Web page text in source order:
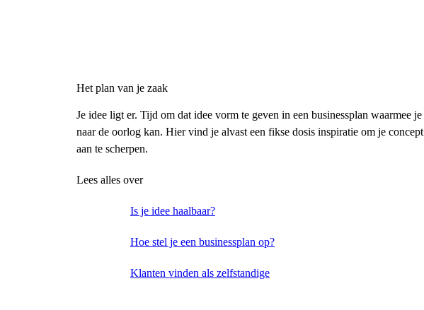
Het plan van je zaak
Je idee ligt er. Tijd om dat idee vorm te geven in een businessplan waarmee je
naar de oorlog kan. Hier vind je alvast een fikse dosis inspiratie om je concept
aan te scherpen.
Lees alles over
Is je idee haalbaar?
Hoe stel je een businessplan op?
Klanten vinden als zelfstandige